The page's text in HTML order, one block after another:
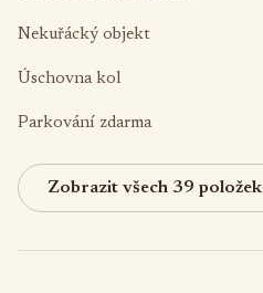
Nekuřácký objekt
Úschovna kol
Parkování zdarma
Zobrazit všech 39 položek